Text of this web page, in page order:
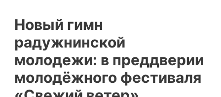
Новый гимн
радужнинской
молодежи: в преддверии
молодёжного фестиваля